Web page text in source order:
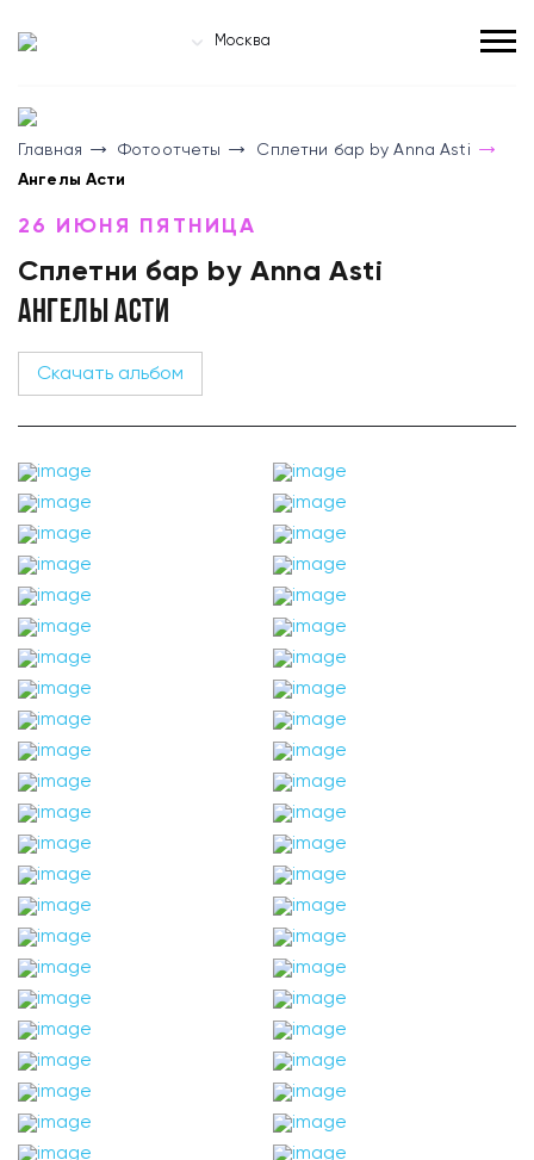
Москва
Главная Фотоотчеты
Сплетни бар by Anna Asti
Ангелы Асти
26 ИЮНЯ ПЯТНИЦА
Сплетни бар by Anna Asti
АНГЕЛЫ АСТИ
Скачать альбом